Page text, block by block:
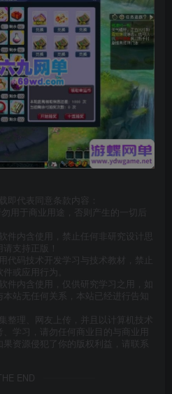
即代表同意条款内容：
用于商业用途，否则产生的一切后
件内含使用，禁止任何非研究设计思
支持正版！
代码技术开发学习与技术教材，禁止
或应用行为。
件内含使用，仅供研究学习之用，如
站无任何关系，本站已经进行告知
整理、网友上传，并且以计算机技术
学习，请勿任何商业目的与商业用
资源侵犯了你的版权利益，请联系
END